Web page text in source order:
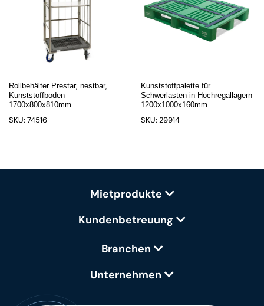
Rollbehälter Prestar, nestbar,
Kunststoffboden
1700x800x810mm
SKU: 74516
Kunststoffpalette für
Schwerlasten in Hochregallagern
1200x1000x160mm
SKU: 29914
Mietprodukte
Kundenbetreuung
Branchen
Unternehmen